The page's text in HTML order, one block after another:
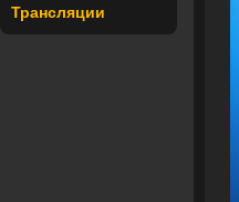
Трансляции